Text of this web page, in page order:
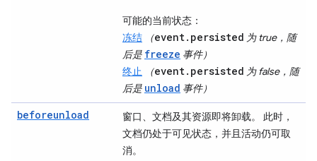
可能的当前状态 ：
冻结
（event.persisted 为 true，随
后是 freeze 事件）
终止
（event.persisted 为 false，随
后是 unload 事件）
beforeunload
窗口、文档及其资源即将卸载。 此时，
文档仍处于可见状态，并且活动仍可取
消。